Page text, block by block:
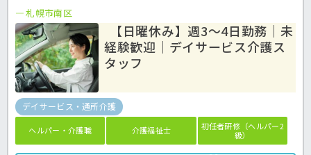
札幌市南区
【日曜休み】週3～4日勤務｜未
経験歓迎｜デイサービス介護ス
タッフ
デイサービス・通所介護
ヘルパー・介護職 介護福祉士
初任者研修（ヘルパー2
級）